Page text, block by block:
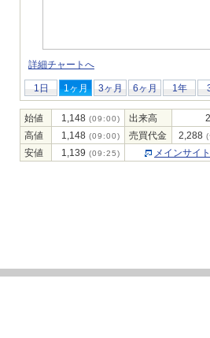
詳細チャートへ
1日 1ヶ月 3ヶ月 6ヶ月 1年
始値 1,148 (09:00) 出来高
高値
1,148 (09:00) 売買代金 2,288
安値 1,139 (09:25) メインサイ